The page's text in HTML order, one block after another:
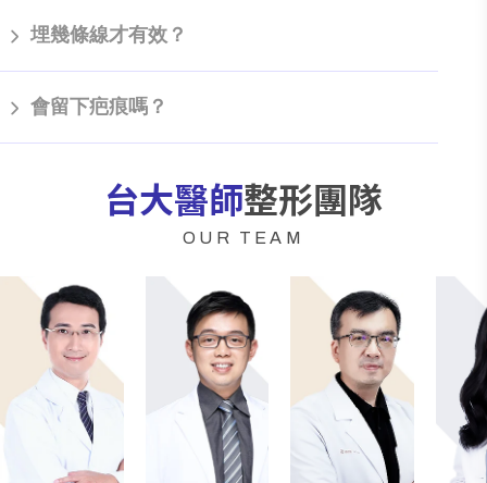
藍鑽魚骨線的效果平均可維持1.5至2年，具體時間因個人體
質與保養而異。建議術後每半年定期回診追蹤，以保持最佳
狀態。
埋幾條線才有效？
全臉通常需要8-12條線（單側4-6條），嚴重鬆弛者可能需要
15條以上，具體數量由醫師根據臉部狀況評估。
會留下疤痕嗎？
後，無明顯疤痕。台大醫師整形團隊
OUR TEAM